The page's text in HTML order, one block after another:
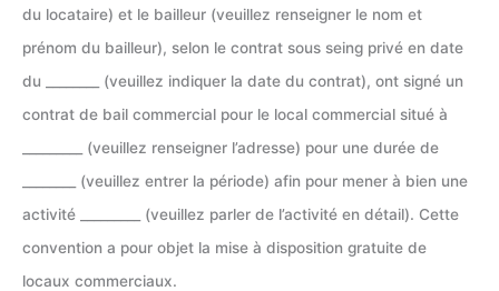
du locataire) et le bailleur (veuillez renseigner le nom et
prénom du bailleur), selon le contrat sous seing privé en date
du ________ (veuillez indiquer la date du contrat), ont signé un
contrat de bail commercial pour le local commercial situé à
_________ (veuillez renseigner l’adresse) pour une durée de
________ (veuillez entrer la période) afin pour mener à bien une
activité _________ (veuillez parler de l’activité en détail). Cette
convention a pour objet la mise à disposition gratuite de
locaux commerciaux.